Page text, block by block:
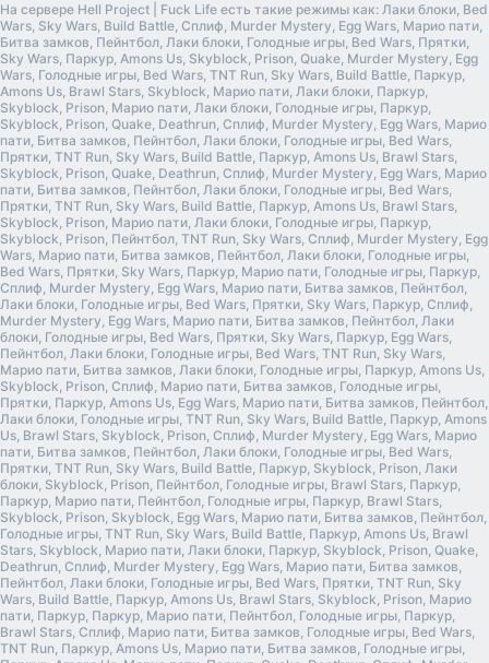
На сервере Hell Project | Fuck Life есть такие режимы как: Лаки блоки, Bed
Wars, Sky Wars, Build Battle, Сплиф, Murder Mystery, Egg Wars, Марио пати,
Битва замков, Пейнтбол, Лаки блоки, Голодные игры, Bed Wars, Прятки,
Sky Wars, Паркур, Amons Us, Skyblock, Prison, Quake, Murder Mystery, Egg
Wars, Голодные игры, Bed Wars, TNT Run, Sky Wars, Build Battle, Паркур,
Amons Us, Brawl Stars, Skyblock, Марио пати, Лаки блоки, Паркур,
Skyblock, Prison, Марио пати, Лаки блоки, Голодные игры, Паркур,
Skyblock, Prison, Quake, Deathrun, Сплиф, Murder Mystery, Egg Wars, Марио
пати, Битва замков, Пейнтбол, Лаки блоки, Голодные игры, Bed Wars,
Прятки, TNT Run, Sky Wars, Build Battle, Паркур, Amons Us, Brawl Stars,
Skyblock, Prison, Quake, Deathrun, Сплиф, Murder Mystery, Egg Wars, Марио
пати, Битва замков, Пейнтбол, Лаки блоки, Голодные игры, Bed Wars,
Прятки, TNT Run, Sky Wars, Build Battle, Паркур, Amons Us, Brawl Stars,
Skyblock, Prison, Марио пати, Лаки блоки, Голодные игры, Паркур,
Skyblock, Prison, Пейнтбол, TNT Run, Sky Wars, Сплиф, Murder Mystery, Egg
Wars, Марио пати, Битва замков, Пейнтбол, Лаки блоки, Голодные игры,
Bed Wars, Прятки, Sky Wars, Паркур, Марио пати, Голодные игры, Паркур,
Сплиф, Murder Mystery, Egg Wars, Марио пати, Битва замков, Пейнтбол,
Лаки блоки, Голодные игры, Bed Wars, Прятки, Sky Wars, Паркур, Сплиф,
Murder Mystery, Egg Wars, Марио пати, Битва замков, Пейнтбол, Лаки
блоки, Голодные игры, Bed Wars, Прятки, Sky Wars, Паркур, Egg Wars,
Пейнтбол, Лаки блоки, Голодные игры, Bed Wars, TNT Run, Sky Wars,
Марио пати, Битва замков, Лаки блоки, Голодные игры, Паркур, Amons Us,
Skyblock, Prison, Сплиф, Марио пати, Битва замков, Голодные игры,
Прятки, Паркур, Amons Us, Egg Wars, Марио пати, Битва замков, Пейнтбол,
Лаки блоки, Голодные игры, TNT Run, Sky Wars, Build Battle, Паркур, Amons
Us, Brawl Stars, Skyblock, Prison, Сплиф, Murder Mystery, Egg Wars, Марио
пати, Битва замков, Пейнтбол, Лаки блоки, Голодные игры, Bed Wars,
Прятки, TNT Run, Sky Wars, Build Battle, Паркур, Skyblock, Prison, Лаки
блоки, Skyblock, Prison, Пейнтбол, Голодные игры, Brawl Stars, Паркур,
Паркур, Марио пати, Пейнтбол, Голодные игры, Паркур, Brawl Stars,
Skyblock, Prison, Skyblock, Egg Wars, Марио пати, Битва замков, Пейнтбол,
Голодные игры, TNT Run, Sky Wars, Build Battle, Паркур, Amons Us, Brawl
Stars, Skyblock, Марио пати, Лаки блоки, Паркур, Skyblock, Prison, Quake,
Deathrun, Сплиф, Murder Mystery, Egg Wars, Марио пати, Битва замков,
Пейнтбол, Лаки блоки, Голодные игры, Bed Wars, Прятки, TNT Run, Sky
Wars, Build Battle, Паркур, Amons Us, Brawl Stars, Skyblock, Prison, Марио
пати, Паркур, Паркур, Марио пати, Пейнтбол, Голодные игры, Паркур,
Brawl Stars, Сплиф, Марио пати, Битва замков, Голодные игры, Bed Wars,
TNT Run, Паркур, Amons Us, Марио пати, Битва замков, Голодные игры,